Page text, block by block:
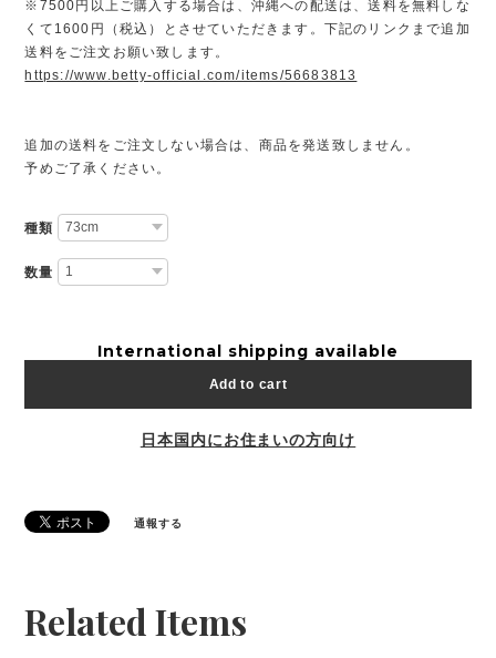
※7500円以上ご購入する場合は、沖縄への配送は、送料を無料しな
くて1600円（税込）とさせていただきます。下記のリンクまで追加
送料をご注文お願い致します。
https://www.betty-official.com/items/56683813
追加の送料をご注文しない場合は、商品を発送致しません。
予めご了承ください。
種類
数量
International shipping available
Add to cart
日本国内にお住まいの方向け
通報する
Related Items